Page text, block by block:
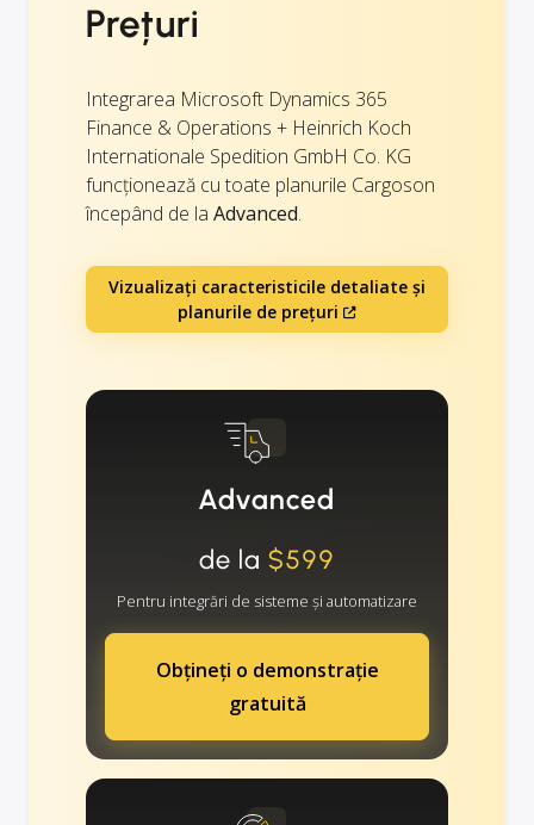
Prețuri
Integrarea Microsoft Dynamics 365
Finance & Operations + Heinrich Koch
Internationale Spedition GmbH Co. KG
funcționează cu toate planurile Cargoson
începând de la Advanced.
Vizualizați caracteristicile detaliate și
planurile de prețuri
Advanced
de la $599
Pentru integrări de sisteme și automatizare
Obțineți o demonstrație
gratuită